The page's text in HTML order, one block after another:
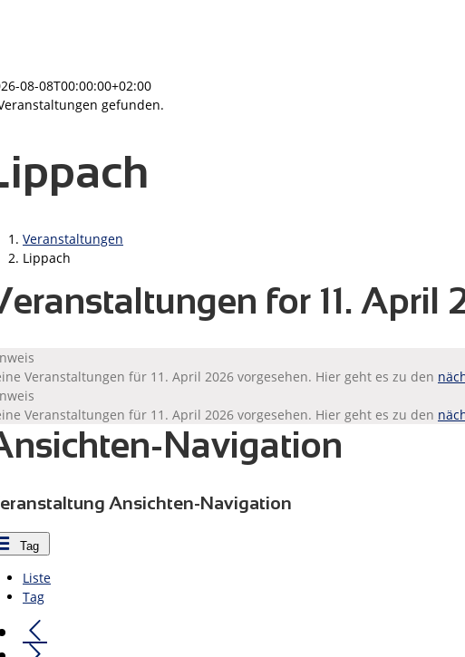
08-08T00:00:00+02:00
gefunden.
Veranstaltungen
Lippach
for 11. April
Veranstaltungen für 11. April 2026 vorgesehen. Hier geht es zu den
Veranstaltungen für 11. April 2026 vorgesehen. Hier geht es zu den
Navigation
Ansichten-Navigation
Tag
Liste
Tag